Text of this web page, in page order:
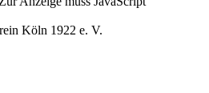
Köln 1922 e. V.